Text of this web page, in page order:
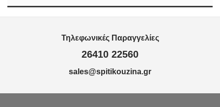
Τηλεφωνικές Παραγγελίες
26410 22560
sales@spitikouzina.gr